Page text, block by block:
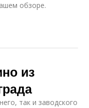
обзоре.
из
так и заводского